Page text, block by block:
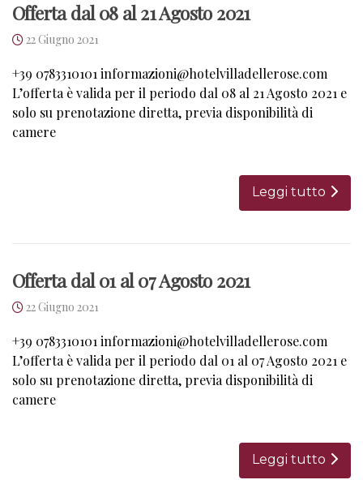
Offerta dal 08 al 21 Agosto 2021
22 Giugno 2021
+39 0783310101 informazioni@hotelvilladellerose.com
L’offerta è valida per il periodo dal 08 al 21 Agosto 2021 e
solo su prenotazione diretta, previa disponibilità di
camere
Leggi tutto
Offerta dal 01 al 07 Agosto 2021
22 Giugno 2021
+39 0783310101 informazioni@hotelvilladellerose.com
L’offerta è valida per il periodo dal 01 al 07 Agosto 2021 e
solo su prenotazione diretta, previa disponibilità di
camere
Leggi tutto